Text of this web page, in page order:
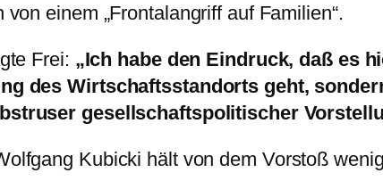
einem „Frontalangriff auf Familien“.
Frei: „Ich habe den Eindruck, daß es
des Wirtschaftsstandorts geht,
gesellschaftspolitischer
Kubicki hält von dem Vorstoß